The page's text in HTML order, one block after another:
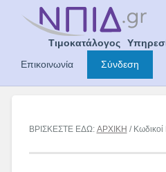
Τιμοκατάλογος
Επικοινωνία
Σύνδεση
ΒΡΙΣΚΕΣΤΕ ΕΔΩ: ΑΡΧΙΚΗ /